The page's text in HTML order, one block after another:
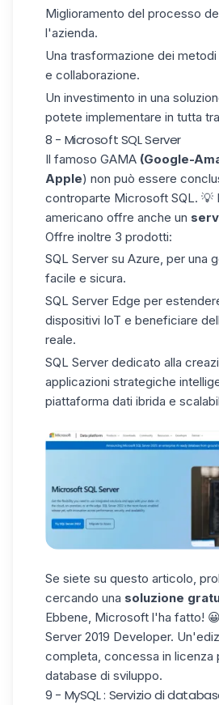
Miglioramento del processo
l'azienda.
Una trasformazione dei
e collaborazione.
Un investimento in una
potete implementare in tutta
8 - Microsoft SQL Server
Il famoso GAMA (Google-
Apple) non può essere
controparte Microsoft SQL. 💡
americano offre anche un
Offre inoltre 3 prodotti:
SQL Server su Azure, per una
facile e sicura.
SQL Server Edge per
dispositivi IoT e beneficiare
reale.
SQL Server dedicato alla
applicazioni strategiche
piattaforma dati ibrida e
Se siete su questo articolo,
cercando una soluzione
Ebbene, Microsoft l'ha fatto!
Server 2019 Developer.
completa, concessa in licenza
database di sviluppo.
9 - MySQL : Servizio di